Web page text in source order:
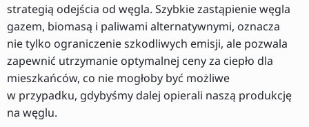
strategią odejścia od węgla. Szybkie zastąpienie węgla
gazem, biomasą i paliwami alternatywnymi, oznacza
nie tylko ograniczenie szkodliwych emisji, ale pozwala
zapewnić utrzymanie optymalnej ceny za ciepło dla
mieszkańców, co nie mogłoby być możliwe
w przypadku, gdybyśmy dalej opierali naszą produkcję
na węglu.